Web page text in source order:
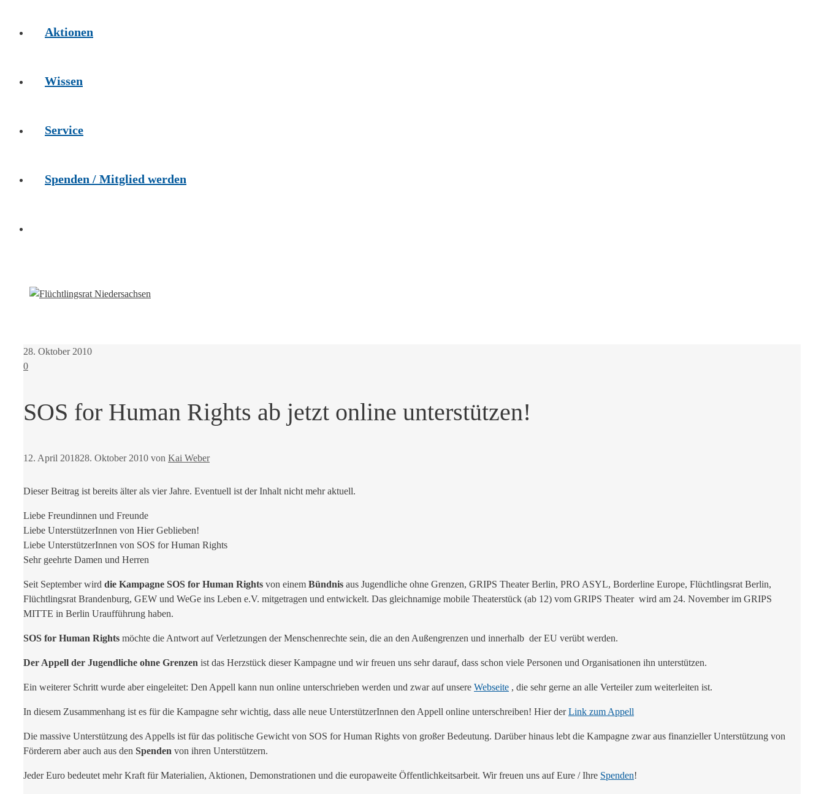
Aktionen
Wissen
Service
Spenden / Mitglied werden
28. Oktober 2010
0
SOS for Human Rights ab jetzt online unterstützen!
12. April 201828. Oktober 2010 von Kai Weber
Dieser Beitrag ist bereits älter als vier Jahre. Eventuell ist der Inhalt nicht mehr aktuell.
Liebe Freundinnen und Freunde
Liebe UnterstützerInnen von Hier Geblieben!
Liebe UnterstützerInnen von SOS for Human Rights
Sehr geehrte Damen und Herren
Seit September wird die Kampagne SOS for Human Rights von einem Bündnis aus Jugendliche ohne Grenzen, GRIPS Theater Berlin, PRO ASYL, Borderline Europe, Flüchtlingsrat Berlin,
Flüchtlingsrat Brandenburg, GEW und WeGe ins Leben e.V. mitgetragen und entwickelt. Das gleichnamige mobile Theaterstück (ab 12) vom GRIPS Theater wird am 24. November im GRIPS
MITTE in Berlin Uraufführung haben.
SOS for Human Rights möchte die Antwort auf Verletzungen der Menschenrechte sein, die an den Außengrenzen und innerhalb der EU verübt werden.
Der Appell der Jugendliche ohne Grenzen ist das Herzstück dieser Kampagne und wir freuen uns sehr darauf, dass schon viele Personen und Organisationen ihn unterstützen.
Ein weiterer Schritt wurde aber eingeleitet: Den Appell kann nun online unterschrieben werden und zwar auf unsere Webseite , die sehr gerne an alle Verteiler zum weiterleiten ist.
In diesem Zusammenhang ist es für die Kampagne sehr wichtig, dass alle neue UnterstützerInnen den Appell online unterschreiben! Hier derLink zum Appell
Die massive Unterstützung des Appells ist für das politische Gewicht von SOS for Human Rights von großer Bedeutung. Darüber hinaus lebt die Kampagne zwar aus finanzieller Unterstützung von
Förderern aber auch aus den Spenden von ihren Unterstützern.
Jeder Euro bedeutet mehr Kraft für Materialien, Aktionen, Demonstrationen und die europaweite Öffentlichkeitsarbeit. Wir freuen uns auf Eure / Ihre Spenden!